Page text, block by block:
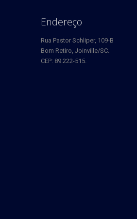
Endereço
Rua Pastor Schliper, 109-B
Bom Retiro, Joinville/SC.
CEP: 89.222-515.